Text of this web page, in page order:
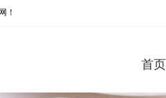
！
首页